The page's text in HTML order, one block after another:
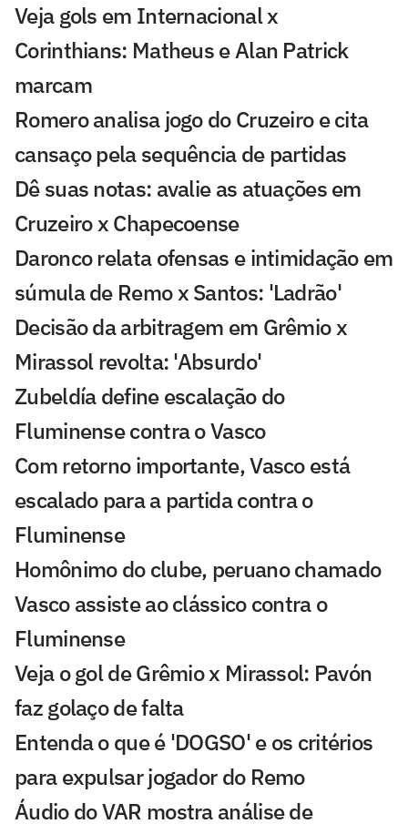
Veja gols em Internacional x
Corinthians: Matheus e Alan Patrick
marcam
Romero analisa jogo do Cruzeiro e cita
cansaço pela sequência de partidas
Dê suas notas: avalie as atuações em
Cruzeiro x Chapecoense
Daronco relata ofensas e intimidação em
súmula de Remo x Santos: 'Ladrão'
Decisão da arbitragem em Grêmio x
Mirassol revolta: 'Absurdo'
Zubeldía define escalação do
Fluminense contra o Vasco
Com retorno importante, Vasco está
escalado para a partida contra o
Fluminense
Homônimo do clube, peruano chamado
Vasco assiste ao clássico contra o
Fluminense
Veja o gol de Grêmio x Mirassol: Pavón
faz golaço de falta
Entenda o que é 'DOGSO' e os critérios
para expulsar jogador do Remo
Áudio do VAR mostra análise de